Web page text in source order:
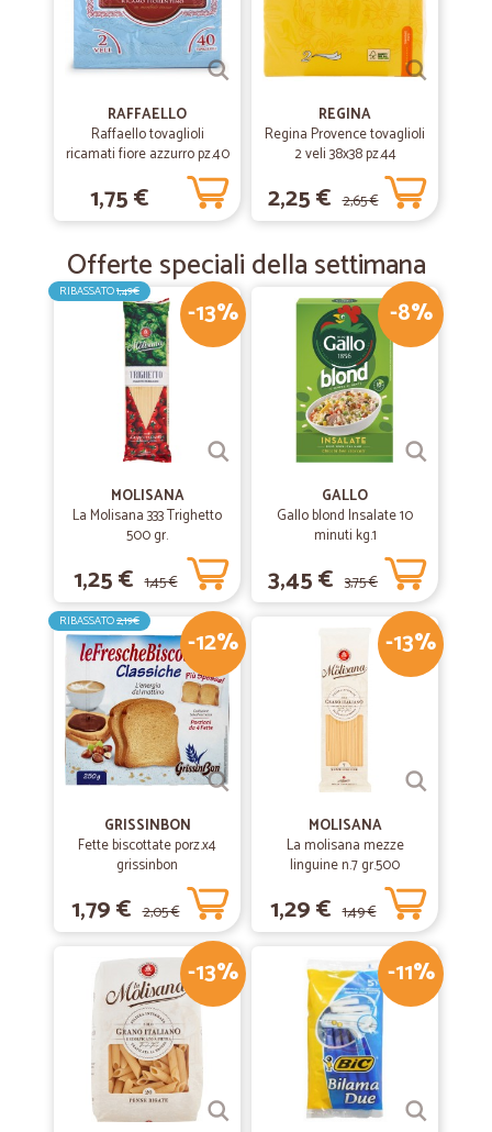
RAFFAELLO
Raffaello tovaglioli
ricamati fiore azzurro pz.40
1,75 €
REGINA
Regina Provence tovaglioli
2 veli 38x38 pz.44
2,25 € 2,65 €
Offerte speciali della settimana
-13%
RIBASSATO1,49€
MOLISANA
La Molisana 333 Trighetto
500 gr.
1,25 € 1,45 €
-8%
GALLO
Gallo blond Insalate 10
minuti kg.1
3,45 € 3,75 €
-12%
RIBASSATO2,19€
GRISSINBON
Fette biscottate porz.x4
grissinbon
1,79 € 2,05 €
-13%
MOLISANA
La molisana mezze
linguine n.7 gr.500
1,29 € 1,49 €
-13% -11%